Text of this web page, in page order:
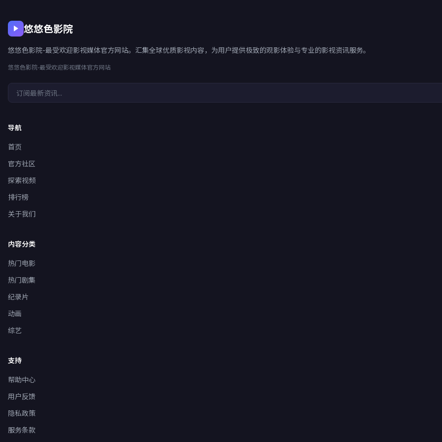
悠悠色影院
悠悠色影院-最受欢迎影视媒体官方网站。汇集全球优质影视内容，为用户提供极致的观影体验与专业的影视资讯服务。
悠悠色影院-最受欢迎影视媒体官方网站
导航
首页
官方社区
探索视频
排行榜
关于我们
内容分类
热门电影
热门剧集
纪录片
动画
综艺
支持
帮助中心
用户反馈
隐私政策
服务条款